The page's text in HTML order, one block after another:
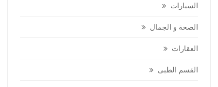
السيارات
الصحة و الجمال
العقارات
القسم الطبى